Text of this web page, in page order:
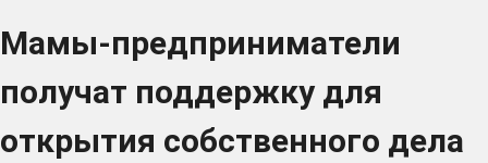
Мамы-предприниматели
получат поддержку для
открытия собственного дела